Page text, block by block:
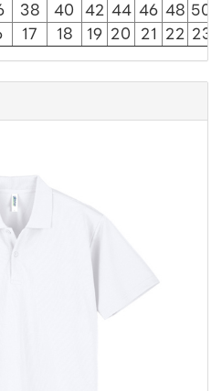
38 40 42 44 46 48 50
17 18 19 20 21 22 23